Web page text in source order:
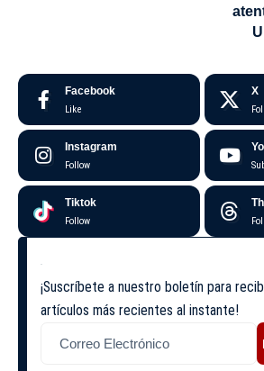
Facebook
Like
X
Instagram
Follow
Tiktok
Follow
¡Suscríbete a nuestro boletín para
artículos más recientes al instante!